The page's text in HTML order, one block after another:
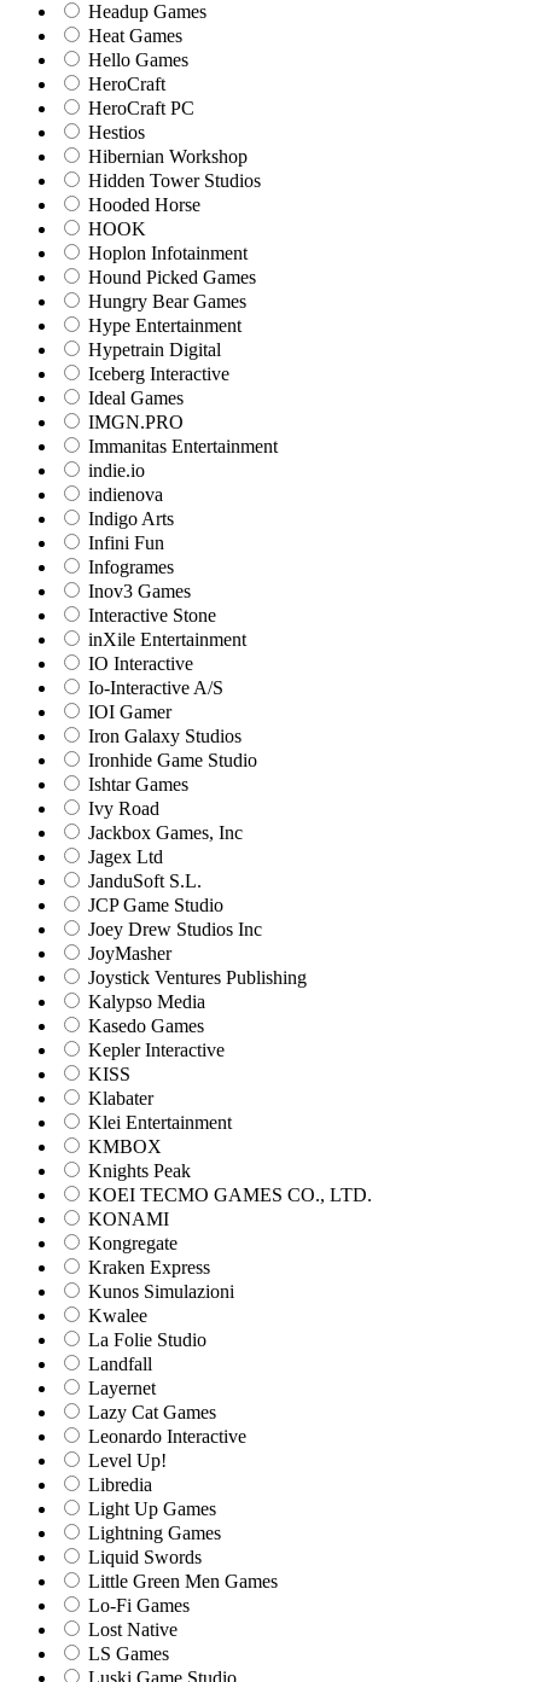
Headup Games
Heat Games
Hello Games
HeroCraft
HeroCraft PC
Hestios
Hibernian Workshop
Hidden Tower Studios
Hooded Horse
HOOK
Hoplon Infotainment
Hound Picked Games
Hungry Bear Games
Hype Entertainment
Hypetrain Digital
Iceberg Interactive
Ideal Games
IMGN.PRO
Immanitas Entertainment
indie.io
indienova
Indigo Arts
Infini Fun
Infogrames
Inov3 Games
Interactive Stone
inXile Entertainment
IO Interactive
Io-Interactive A/S
IOI Gamer
Iron Galaxy Studios
Ironhide Game Studio
Ishtar Games
Ivy Road
Jackbox Games, Inc
Jagex Ltd
JanduSoft S.L.
JCP Game Studio
Joey Drew Studios Inc
JoyMasher
Joystick Ventures Publishing
Kalypso Media
Kasedo Games
Kepler Interactive
KISS
Klabater
Klei Entertainment
KMBOX
Knights Peak
KOEI TECMO GAMES CO., LTD.
KONAMI
Kongregate
Kraken Express
Kunos Simulazioni
Kwalee
La Folie Studio
Landfall
Layernet
Lazy Cat Games
Leonardo Interactive
Level Up!
Libredia
Light Up Games
Lightning Games
Liquid Swords
Little Green Men Games
Lo-Fi Games
Lost Native
LS Games